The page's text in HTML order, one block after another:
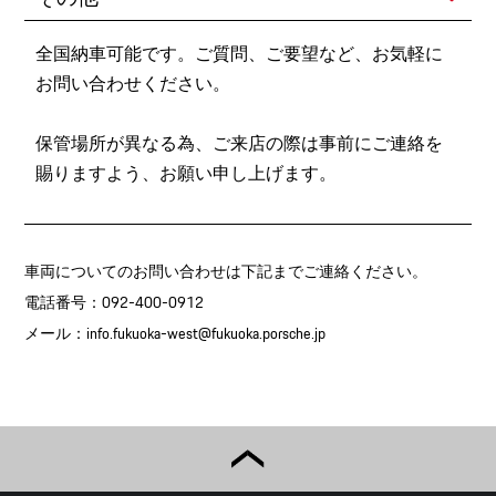
全国納車可能です。ご質問、ご要望など、お気軽に
お問い合わせください。
保管場所が異なる為、ご来店の際は事前にご連絡を
賜りますよう、お願い申し上げます。
車両についてのお問い合わせは下記までご連絡ください。
電話番号：092-400-0912
メール： info.fukuoka-west@fukuoka.porsche.jp